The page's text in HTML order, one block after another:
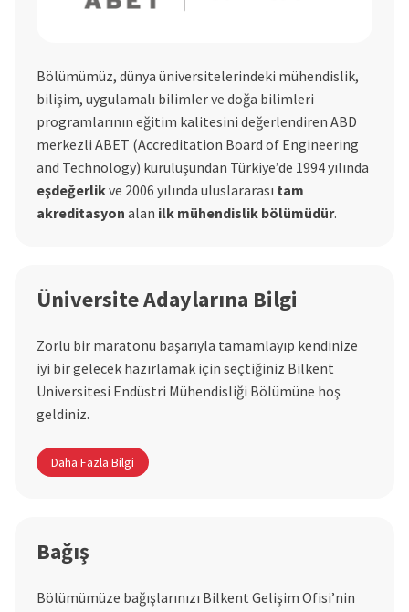
Bölümümüz, dünya üniversitelerindeki mühendislik,
bilişim, uygulamalı bilimler ve doğa bilimleri
programlarının eğitim kalitesini değerlendiren ABD
merkezli ABET (Accreditation Board of Engineering
and Technology) kuruluşundan Türkiye’de 1994 yılında
eşdeğerlikve 2006 yılında uluslararası tam
akreditasyon alan ilk mühendislik bölümüdür.
Üniversite Adaylarına Bilgi
Zorlu bir maratonu başarıyla tamamlayıp kendinize
iyi bir gelecek hazırlamak için seçtiğiniz Bilkent
Üniversitesi Endüstri Mühendisliği Bölümüne hoş
geldiniz.
Daha Fazla Bilgi
Bağış
Bölümümüze bağışlarınızı Bilkent Gelişim Ofisi’nin